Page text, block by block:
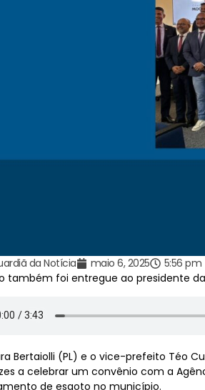
da Notícia maio 6, 2025
5:56 pm
também foi entregue ao presidente da
Bertaiolli (PL) e o vice-prefeito Téo
a celebrar um convênio com a
de esgoto no município.